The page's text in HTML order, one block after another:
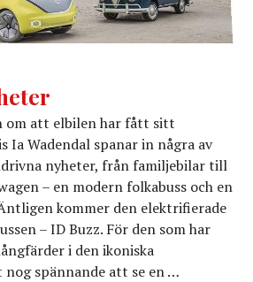
om att elbilen har fått sitt
Ia Wadendal spanar in några av
nyheter, från familjebilar till
– en modern folkabuss och en
kommer den elektrifierade
– ID Buzz. För den som har
i den ikoniska
nog spännande att se en …